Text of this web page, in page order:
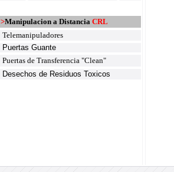
>Manipulacion a Distancia CRL
Telemanipuladores
Puertas Guante
Puertas de Transferencia "Clean"
Desechos de Residuos Toxicos